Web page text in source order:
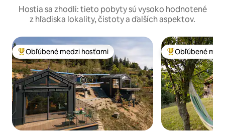
Hostia sa zhodli: tieto pobyty sú vysoko hodnotené
z hľadiska lokality, čistoty a ďalších aspektov.
Najobľúbenejšie medzi hosťami
Obľúbené medzi hosťami Najobľúbenejšie
Obľúbené